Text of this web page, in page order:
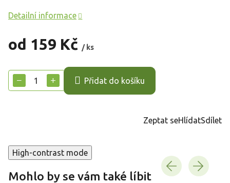
od 159 Kč / ks
cena:
+
− Přidat do košíku
Detailní informace
Zeptat seHlídatSdílet
High-contrast mode
Mohlo by se vám také líbit